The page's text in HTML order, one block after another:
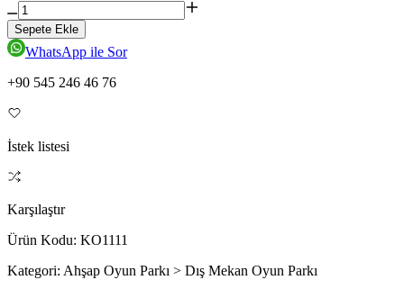
Sepete Ekle
WhatsApp ile Sor
+90 545 246 46 76
İstek listesi
Karşılaştır
Ürün Kodu: KO1111
Kategori: Ahşap Oyun Parkı > Dış Mekan Oyun Parkı